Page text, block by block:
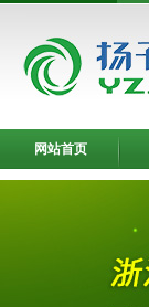
网站首页